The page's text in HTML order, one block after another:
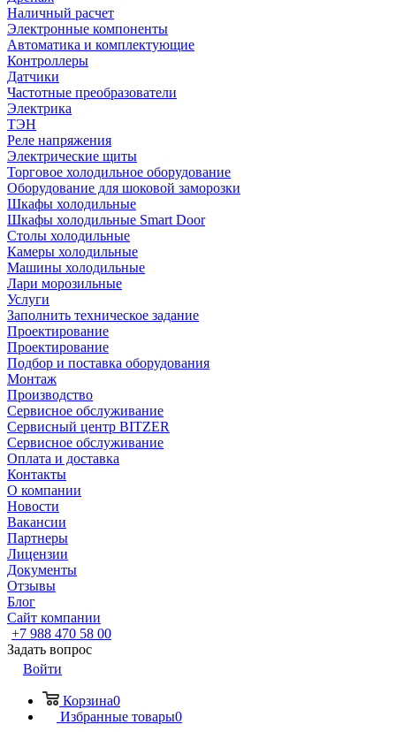
Наличный расчет
Электронные компоненты
Автоматика и комплектующие
Контроллеры
Датчики
Частотные преобразователи
Электрика
ТЭН
Реле напряжения
Электрические щиты
Торговое холодильное оборудование
Оборудование для шоковой заморозки
Шкафы холодильные
Шкафы холодильные Smart Door
Столы холодильные
Камеры холодильные
Машины холодильные
Лари морозильные
Услуги
Заполнить техническое задание
Проектирование
Проектирование
Подбор и поставка оборудования
Монтаж
Производство
Сервисное обслуживание
Сервисный центр BITZER
Сервисное обслуживание
Оплата и доставка
Контакты
О компании
Новости
Вакансии
Партнеры
Лицензии
Документы
Отзывы
Блог
Сайт компании
+7 988 470 58 00
Задать вопрос
Войти
Корзина0
Избранные товары0